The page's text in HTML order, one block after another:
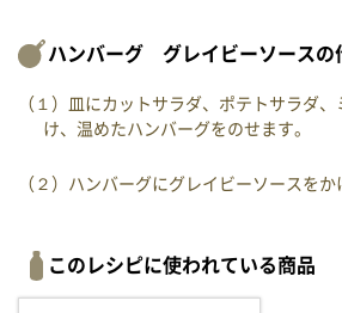
ハンバーグ グレイビーソースの
（１）皿にカットサラダ、ポテトサラダ
け、温めたハンバーグをのせます。
（２）ハンバーグにグレイビーソースをか
このレシピに使われている商品